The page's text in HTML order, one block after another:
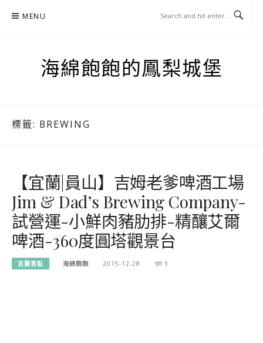
MENU
海綿飽飽的鳳梨城堡
標籤: BREWING
【宜蘭|員山】吉姆老爹啤酒工場
Jim & Dad’s Brewing Company-
試營運-小鮮肉豬肋排-精釀艾爾
啤酒-360度圓塔觀景台
宜蘭景點 海綿飽飽 2015-12-28 1